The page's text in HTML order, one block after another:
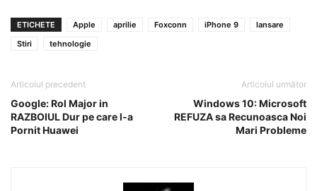
ETICHETE Apple aprilie Foxconn iPhone 9
lansare
Stiri
tehnologie
Articolul precedent
Google: Rol Major in
RAZBOIUL Dur pe care l-a
Pornit Huawei
Articolul următor
Windows 10: Microsoft
REFUZA sa Recunoasca Noi
Mari Probleme